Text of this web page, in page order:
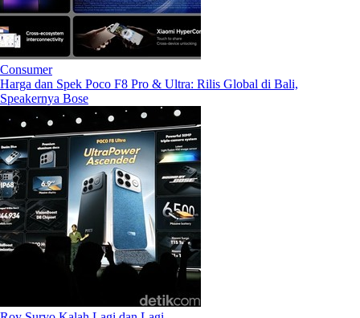
Consumer
Harga dan Spek Poco F8 Pro & Ultra: Rilis Global di Bali,
Speakernya Bose